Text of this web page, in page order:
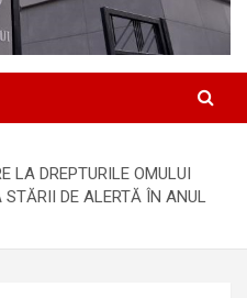
LA DREPTURILE OMULUI
DE ALERTĂ ÎN ANUL